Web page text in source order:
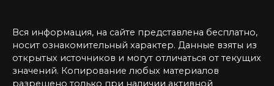
Вся информация, на сайте представлена бесплатно,
носит ознакомительный характер. Данные взяты из
открытых источников и могут отличаться от текущих
значений. Копирование любых материалов
разрешено только при наличии активной